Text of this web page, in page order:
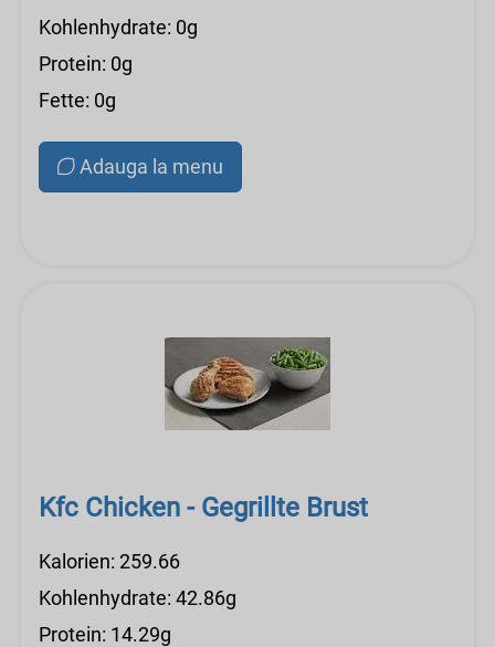
Kohlenhydrate: 0g
Protein: 0g
Fette: 0g
Adauga la menu
Kfc Chicken - Gegrillte Brust
Kalorien: 259.66
Kohlenhydrate: 42.86g
Protein: 14.29g